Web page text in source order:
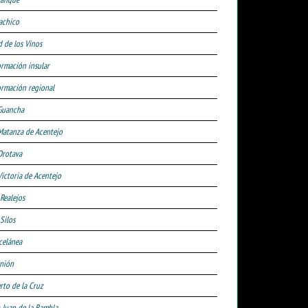
de los Vinos
insular
regional
de Acentejo
de Acentejo
de la Cruz